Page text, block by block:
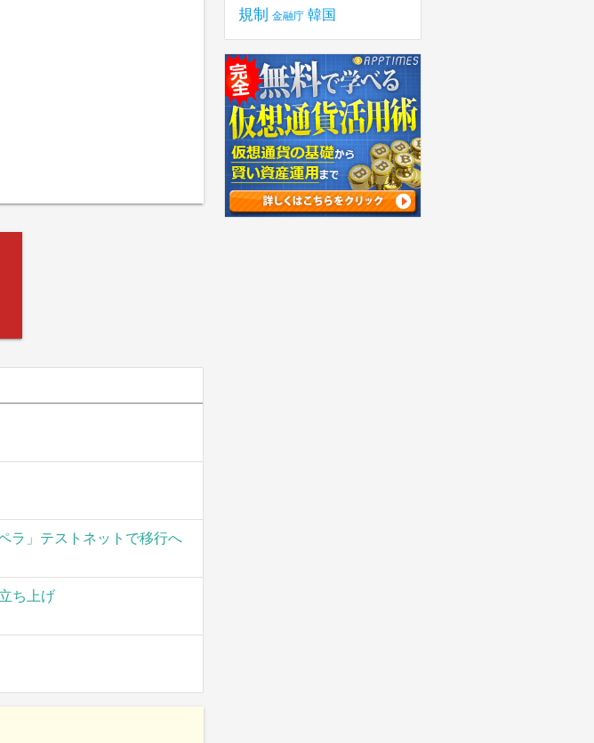
ラ」テストネットで移行へ
ち上げ
規制 金融庁 韓国